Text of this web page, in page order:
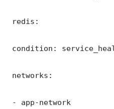
redis:
condition:
networks:
- app-network